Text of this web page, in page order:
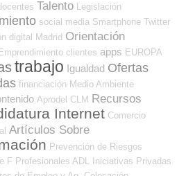
Talento Legislación
social media Smartphone Twitter
digital Madrid Orientación
Emprendimiento clientes apps EUROPA
trabajo Igualdad Ofertas
financiación Medio Ambiente
Aprodel CLM Recursos
Internet Comercio
Artículos Sobre
Prevención de Riesgos
F Profesionales ADL
Iniciativas Privadas